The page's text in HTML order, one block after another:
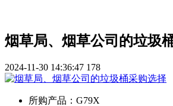
烟草局、烟草公司的垃圾
2024-11-30 14:36:47 178
所购产品： G79X